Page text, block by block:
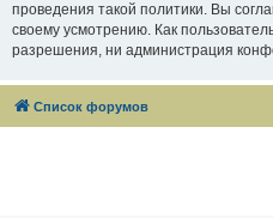
проведения такой политики. Вы
своему усмотрению. Как
разрешения, ни администрация
Список форумов